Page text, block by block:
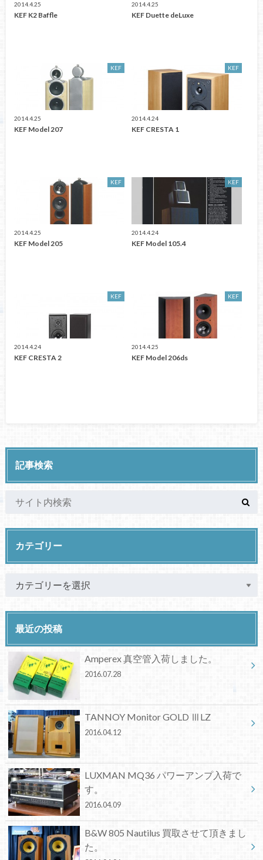
2014.4.25
KEF K2 Baffle
2014.4.25
KEF Duette deLuxe
KEF
2014.4.25
KEF Model 207
KEF
2014.4.24
KEF CRESTA 1
KEF
2014.4.25
KEF Model 205
KEF
2014.4.24
KEF Model 105.4
KEF
2014.4.24
KEF CRESTA 2
KEF
2014.4.25
KEF Model 206ds
記事検索
カテゴリー
最近の投稿
Amperex 真空管入荷しました。
2016.07.28
TANNOY Monitor GOLD ⅢLZ
2016.04.12
LUXMAN MQ36 パワーアンプ入荷で
す。
2016.04.09
B&W 805 Nautilus 買取させて頂きまし
た。